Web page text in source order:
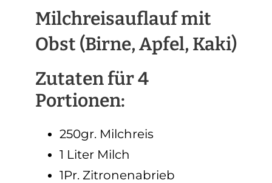
Milchreisauflauf mit
Obst (Birne, Apfel, Kaki)
Zutaten für 4
Portionen:
250gr. Milchreis
1 Liter Milch
1Pr. Zitronenabrieb